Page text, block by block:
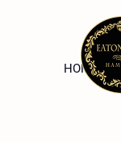
HOME